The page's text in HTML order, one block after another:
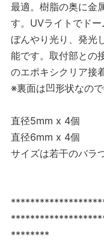
最適。樹脂の奥に金
す。UVライトでド
ぼんやり光り、発光
能です。取付部との
のエポキシクリア接
※裏面は凹形状なの
直径5mm x 4個
直径6mm x 4個
サイズは若干のバラ
********